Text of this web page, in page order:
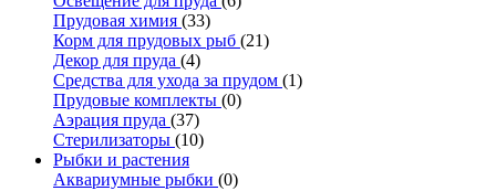
Прудовая химия (33)
Корм для прудовых рыб (21)
Декор для пруда (4)
Средства для ухода за прудом (1)
Прудовые комплекты (0)
Аэрация пруда (37)
Стерилизаторы (10)
Рыбки и растения
Аквариумные рыбки (0)